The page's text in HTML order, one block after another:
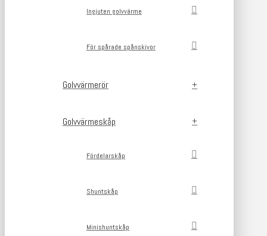
Ingjuten golvvärme
För spårade spånskivor
Golvvärmerör
Golvvärmeskåp
Fördelarskåp
Shuntskåp
Minishuntskåp